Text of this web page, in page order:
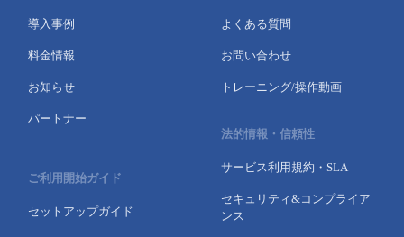
導入事例
料金情報
お知らせ
パートナー
ご利用開始ガイド
セットアップガイド
よくある質問
お問い合わせ
トレーニング/操作動画
法的情報・信頼性
サービス利用規約・SLA
セキュリティ&コンプライア
ンス